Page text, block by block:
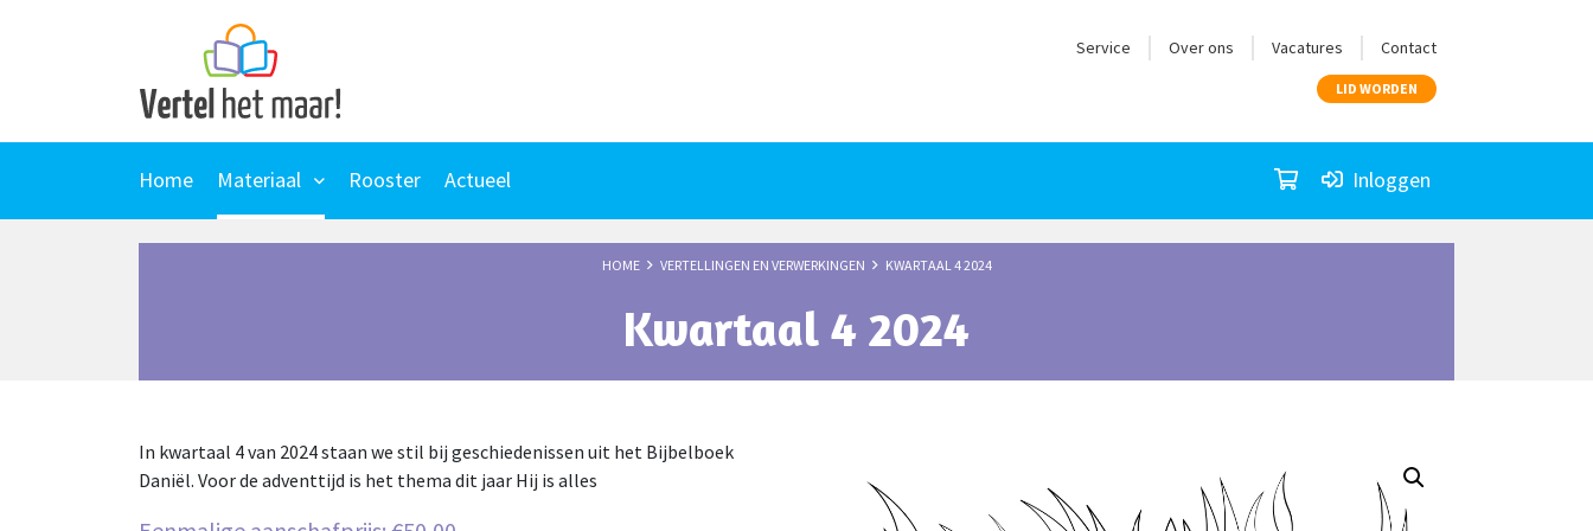
Service Over ons Vacatures Contact
LID WORDEN
Inloggen
Home Materiaal Rooster Actueel
HOME VERTELLINGEN EN VERWERKINGEN KWARTAAL 4 2024
Kwartaal 4 2024
In kwartaal 4 van 2024 staan we stil bij geschiedenissen uit het Bijbelboek
Daniël. Voor de adventtijd is het thema dit jaar Hij is alles